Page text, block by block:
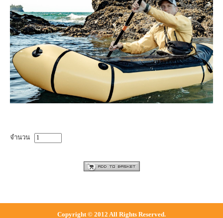
จำนวน
Copyright © 2012 All Rights Reserved.